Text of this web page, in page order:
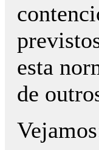
esta
de